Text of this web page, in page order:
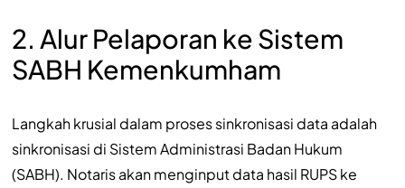
2. Alur Pelaporan ke Sistem
SABH Kemenkumham
Langkah krusial dalam proses sinkronisasi data adalah
sinkronisasi di Sistem Administrasi Badan Hukum
(SABH). Notaris akan menginput data hasil RUPS ke